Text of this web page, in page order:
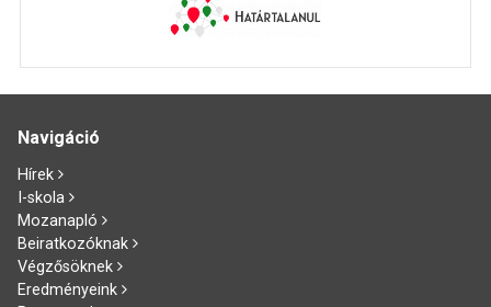
Navigáció
Hírek
I-skola
Mozanapló
Beiratkozóknak
Végzősöknek
Eredményeink